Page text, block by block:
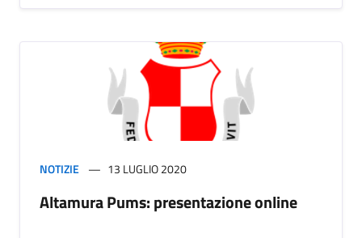
NOTIZIE 13 LUGLIO 2020
Altamura Pums: presentazione online